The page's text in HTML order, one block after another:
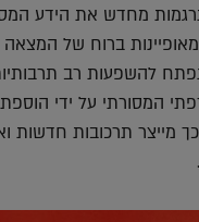
מחדש את הידע
ברוח של המצאה
להשפעות רב
המסורתי על ידי
מייצר תרכובות חדשות